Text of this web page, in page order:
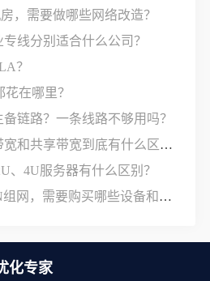
，需要做哪些网络改造？
线分别适合什么公司？
？
在哪里？
链路？一条线路不够用吗？
服务器租用时，独享带宽和共享带宽到底有什么区别？
、4U服务器有什么区别？
国内企业部署SD-WAN组网，需要购买哪些设备和服务？
化专家